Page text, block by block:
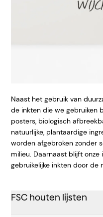
Naast het gebruik van
de inkten die we gebruiken
posters, biologisch
natuurlijke, plantaardige
worden afgebroken zonder
milieu. Daarnaast blijft
gebruikelijke inkten door de
FSC houten lijsten